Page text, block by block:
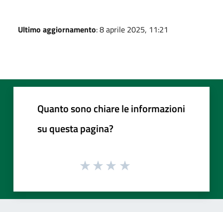
Ultimo aggiornamento: 8 aprile 2025, 11:21
Quanto sono chiare le informazioni
su questa pagina?